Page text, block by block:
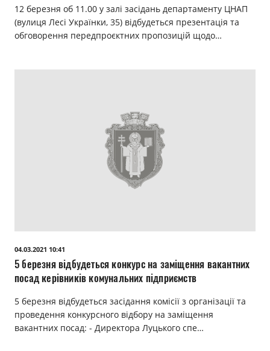
12 березня об 11.00 у залі засідань департаменту ЦНАП
(вулиця Лесі Українки, 35) відбудеться презентація та
обговорення передпроєктних пропозицій щодо…
04.03.2021 10:41
5 березня відбудеться конкурс на заміщення вакантних
посад керівників комунальних підприємств
5 березня відбудеться засідання комісії з організації та
проведення конкурсного відбору на заміщення
вакантних посад: - Директора Луцького спе…